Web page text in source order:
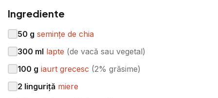
Ingrediente
50 g semințe de chia
300 ml lapte (de vacă sau vegetal)
100 g iaurt grecesc (2% grăsime)
2 linguriță miere